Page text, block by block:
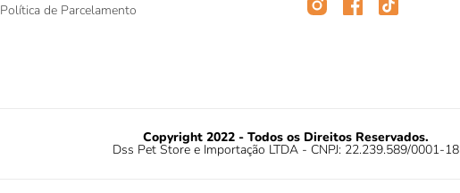
Política de Parcelamento
Copyright 2022 - Todos os Direitos Reservados.
Dss Pet Store e Importação LTDA - CNPJ: 22.239.589/0001-18